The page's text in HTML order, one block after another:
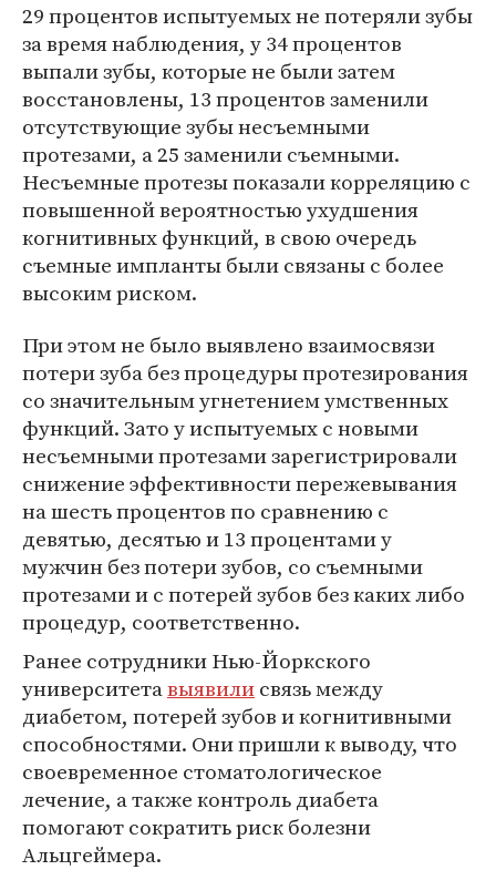
29 процентов испытуемых не потеряли зубы
за время наблюдения, у 34 процентов
выпали зубы, которые не были затем
восстановлены, 13 процентов заменили
отсутствующие зубы несъемными
протезами, а 25 заменили съемными.
Несъемные протезы показали корреляцию с
повышенной вероятностью ухудшения
когнитивных функций, в свою очередь
съемные импланты были связаны с более
высоким риском.
При этом не было выявлено взаимосвязи
потери зуба без процедуры протезирования
со значительным угнетением умственных
функций. Зато у испытуемых с новыми
несъемными протезами зарегистрировали
снижение эффективности пережевывания
на шесть процентов по сравнению с
девятью, десятью и 13 процентами у
мужчин без потери зубов, со съемными
протезами и с потерей зубов без каких либо
процедур, соответственно.
Ранее сотрудники Нью-Йоркского
университетавыявилисвязь между
диабетом, потерей зубов и когнитивными
способностями. Они пришли к выводу, что
своевременное стоматологическое
лечение, а также контроль диабета
помогают сократить риск болезни
Альцгеймера.